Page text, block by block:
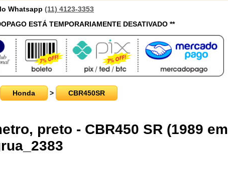
Whatsapp (11) 4123-3353
ESTÁ TEMPORARIAMENTE DESATIVADO **
Honda > CBR450SR
preto - CBR450 SR (1989 em